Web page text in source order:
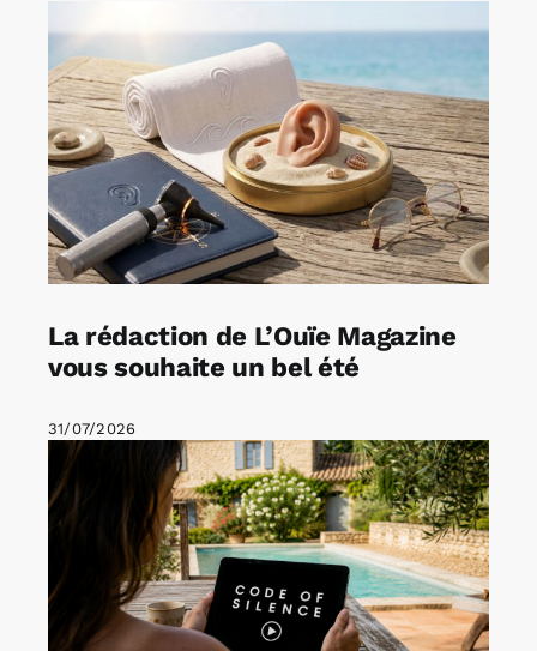
La rédaction de L’Ouïe Magazine
vous souhaite un bel été
31/07/2026